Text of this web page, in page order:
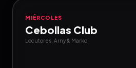
MIÉRCOLES
Cebollas Club
Locutores: Arny & Marko